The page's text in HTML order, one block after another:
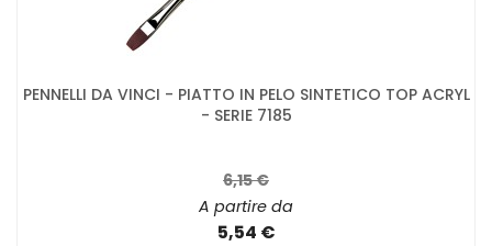
PENNELLI DA VINCI - PIATTO IN PELO SINTETICO TOP ACRYL
- SERIE 7185
6,15 €
A partire da
5,54 €